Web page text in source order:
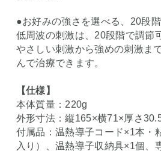
●お好みの強さを選べる、20段
低周波の刺激は、20段階で調節
やさしい刺激から強めの刺激ま
んで治療できます。
【仕様】
本体質量：220g
外形寸法：縦165×横71×厚さ
付属品：温熱導子コード×1本・
入り）、温熱導子収納具×1個、